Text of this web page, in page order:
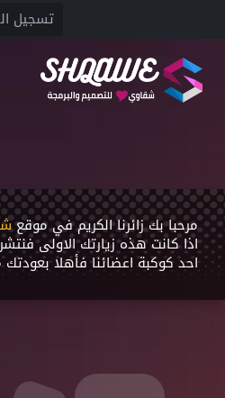
مرحبا بك زائرنا الكريم في موقع
اذا كانت هذه زيارتك اﻻولى
احد كوكبة اعضائنا فأهلا